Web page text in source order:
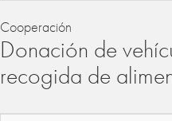
Cooperación
Donación de
recogida de